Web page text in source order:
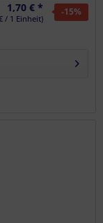
1,70 € *
/ 1 Einheit)
-15%